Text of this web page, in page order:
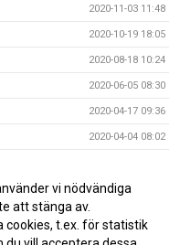
2020-11-03 11:48
2020-10-19 18:05
2020-08-18 10:24
2020-06-05 08:30
2020-04-17 09:36
2020-04-04 08:02
2020-02-24 10:51
2019-12-12 12:02
vi nödvändiga
att stänga av.
cookies, t.ex. för statistik